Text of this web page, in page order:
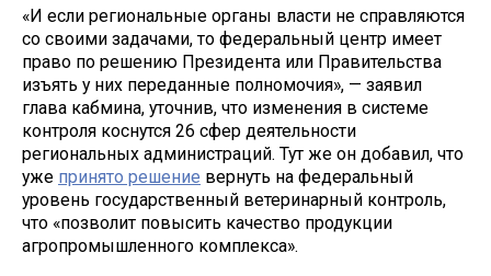
«И если региональные органы власти не справляются
со своими задачами, то федеральный центр имеет
право по решению Президента или Правительства
изъять у них переданные полномочия», — заявил
глава кабмина, уточнив, что изменения в системе
контроля коснутся 26 сфер деятельности
региональных администраций. Тут же он добавил, что
уже принято решение вернуть на федеральный
уровень государственный ветеринарный контроль,
что «позволит повысить качество продукции
агропромышленного комплекса».